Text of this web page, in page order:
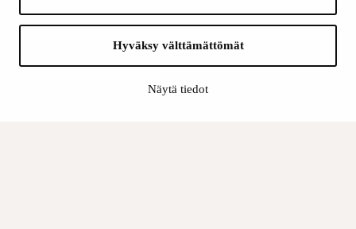
Hyväksy välttämättömät
Näytä tiedot
Suomen Kulttuurirahasto: